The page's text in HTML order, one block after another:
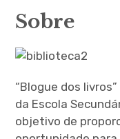
Ferramentas
Blog
Glossário de
Psicologia –
Sobre
“Blogue dos
da Escola
objetivo de